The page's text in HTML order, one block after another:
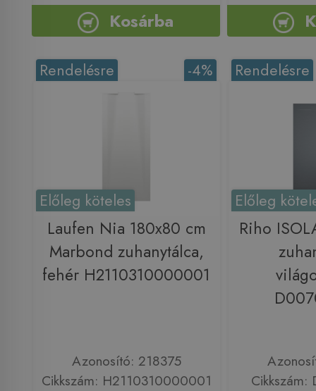
Kosárba
-4%
Rendelésre
Előleg köteles
Laufen Nia 180x80 cm
Marbond zuhanytálca,
fehér H2110310000001
Azonosító: 218375
Cikkszám: H2110310000001
Rendelésre
Előleg
Riho